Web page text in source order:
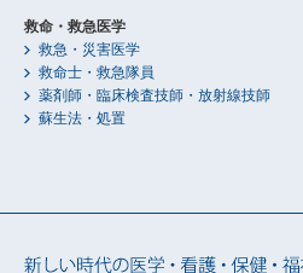
救命・救急医学
救急・災害医学
救命士・救急隊員
薬剤師・臨床検査技師・放射線技師
蘇生法・処置